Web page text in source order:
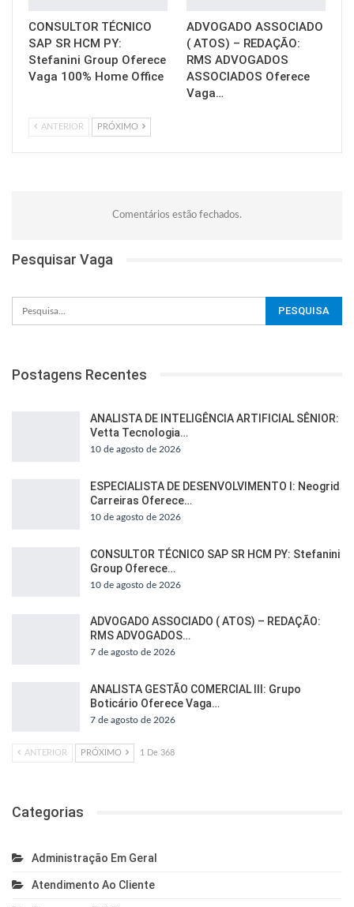
CONSULTOR TÉCNICO
SAP SR HCM PY:
Stefanini Group Oferece
Vaga 100% Home Office
ADVOGADO ASSOCIADO
( ATOS) – REDAÇÃO:
RMS ADVOGADOS
ASSOCIADOS Oferece
Vaga…
ANTERIOR PRÓXIMO
Comentários estão fechados.
Pesquisar Vaga
Postagens Recentes
ANALISTA DE INTELIGÊNCIA ARTIFICIAL SÊNIOR:
Vetta Tecnologia…
10 de agosto de 2026
ESPECIALISTA DE DESENVOLVIMENTO I: Neogrid
Carreiras Oferece…
10 de agosto de 2026
CONSULTOR TÉCNICO SAP SR HCM PY: Stefanini
Group Oferece…
10 de agosto de 2026
ADVOGADO ASSOCIADO ( ATOS) – REDAÇÃO:
RMS ADVOGADOS…
7 de agosto de 2026
ANALISTA GESTÃO COMERCIAL III: Grupo
Boticário Oferece Vaga…
7 de agosto de 2026
ANTERIOR PRÓXIMO 1 De 368
Categorias
Administração Em Geral
Atendimento Ao Cliente